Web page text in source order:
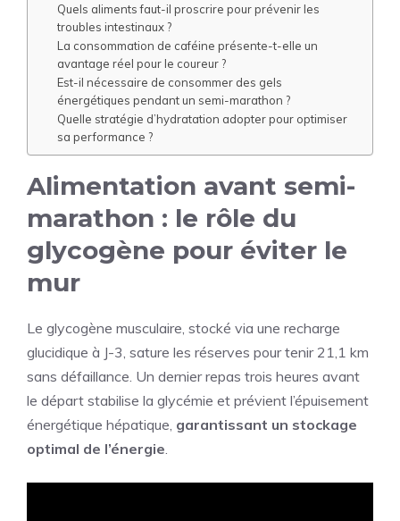
Quels aliments faut-il proscrire pour prévenir les
troubles intestinaux ?
La consommation de caféine présente-t-elle un
avantage réel pour le coureur ?
Est-il nécessaire de consommer des gels
énergétiques pendant un semi-marathon ?
Quelle stratégie d’hydratation adopter pour optimiser
sa performance ?
Alimentation avant semi-
marathon : le rôle du
glycogène pour éviter le
mur
Le glycogène musculaire, stocké via une recharge
glucidique à J-3, sature les réserves pour tenir 21,1 km
sans défaillance. Un dernier repas trois heures avant
le départ stabilise la glycémie et prévient l’épuisement
énergétique hépatique, garantissant un stockage
optimal de l’énergie.